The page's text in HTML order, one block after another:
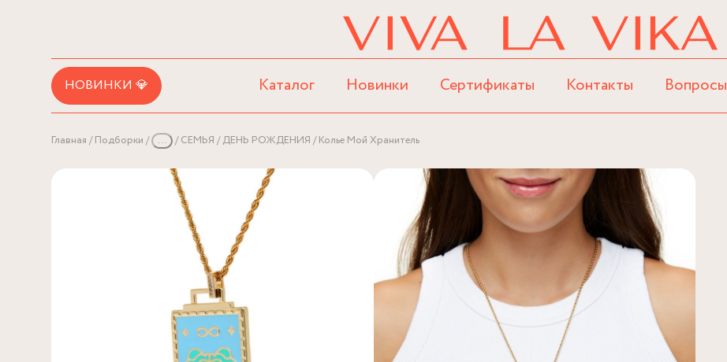
НОВИНКИ 💎 Каталог Новинки Сертификаты Контакты Вопросы
Главная Подборки ... СЕМЬЯ ДЕНЬ РОЖДЕНИЯ Колье Мой Хранитель